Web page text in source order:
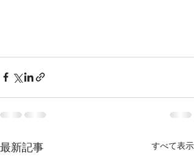
最新記事 すべて表示